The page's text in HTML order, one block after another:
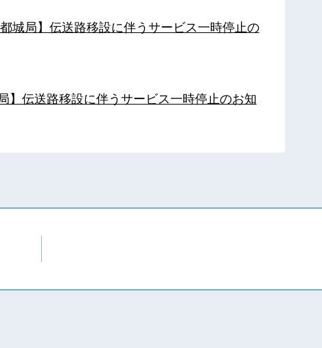
城局】伝送路移設に伴うサービス一時停止の
】伝送路移設に伴うサービス一時停止のお知